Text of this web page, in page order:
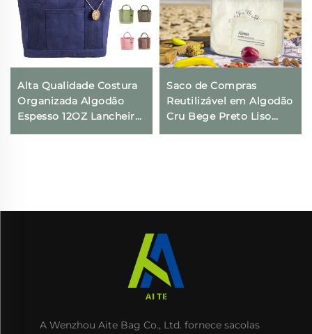
Alta Qualidade Costura
Organizada Algodão
Espesso 12OZ Lancheira
Saco de Compras
Reutilizável em Algodão
Cru Bege Preto Liso
A Wenzhou Aite Bag Co., Ltd. fornece sacolas